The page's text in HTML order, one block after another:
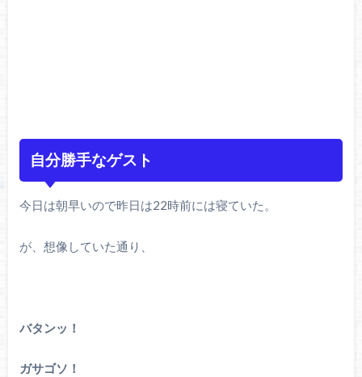
自分勝手なゲスト
今日は朝早いので昨日は22時前には寝ていた。
が、想像していた通り、
バタンッ！
ガサゴソ！